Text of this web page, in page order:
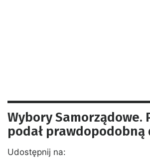
Wybory Samorządowe.
podał prawdopodobną
Udostępnij na: